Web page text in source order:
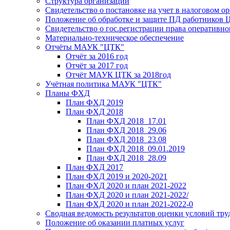
Свидетельство о постановке на учет в налоговом
Положение об обработке и защите ПД работников
Свидетельство о гос.регистрации права
Материально-техническое обеспечение
Отчёты МАУК "ЦТК"
Отчёт за 2016 год
Отчёт за 2017 год
Отчёт МАУК ЦТК за 2018год
Учётная политика МАУК "ЦТК"
Планы ФХД
План ФХД 2019
План ФХД 2018
План ФХД 2018_17.01
План ФХД 2018_29.06
План ФХД 2018_23.08
План ФХД 2018_09.01.2019
План ФХД 2018_28.09
План ФХД 2017
План ФХД 2019 и 2020-2021
План ФХД 2020 и план 2021-2022
План ФХД 2020 и план 2021-2022/
План ФХД 2020 и план 2021-2022-0
Сводная ведомость результатов оценки условий
Положение об оказании платных услуг